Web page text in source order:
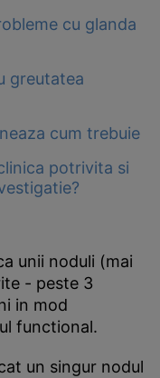
cu glanda
greutatea
cum trebuie
potrivita si
unii noduli (mai
- peste 3
in mod
functional.
un singur nodul